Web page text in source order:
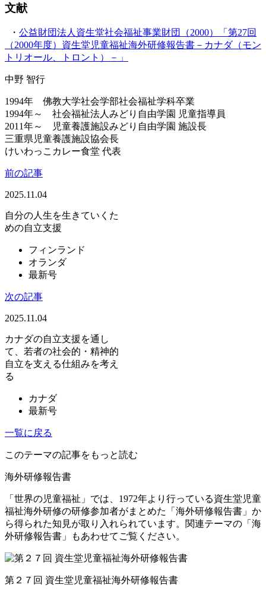
文献
・ 公益財団法人資生堂社会福祉事業財団（2000）「第27回
（2000年度）資生堂児童福祉海外研修報告書－カナダ（モン
トリオール、トロント）－」
中野 智行
1994年　佛教大学社会学部社会福祉学科卒業
1994年～　社会福祉法人みどり自由学園 児童指導員
2011年～　児童養護施設みどり自由学園 施設長
三重県児童養護施設協会長
けいわっこカレー食堂 代表
前の記事
2025.11.04
自分の人生を生きていくた
めの自立支援
フィンランド
オランダ
最新号
次の記事
2025.11.04
カナダの自立支援を通し
て、若者の社会的・精神的
自立を支える仕組みを考え
る
カナダ
最新号
一覧に戻る
このテーマの記事をもっと読む
海外研修報告書
「世界の児童福祉」では、1972年より行っている資生堂児童
福祉海外研修の研修参加者がまとめた「海外研修報告書」か
ら得られた知見が取り入れられています。関連テーマの「海
外研修報告書」もあわせてご覧ください。
第２７回 資生堂児童福祉海外研修報告書